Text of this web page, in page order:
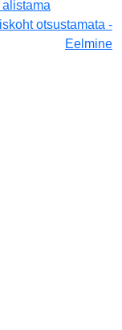
otsustamata -
Eelmine